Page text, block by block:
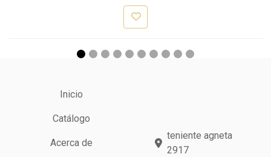
Inicio
Catálogo
Acerca de
teniente agneta
2917